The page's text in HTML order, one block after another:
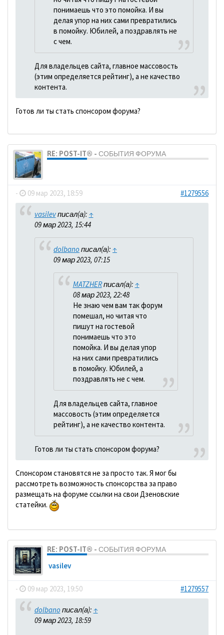
понимаешь что это помойка. И вы
делая упор на них сами превратились
в помойку. Юбилей, а поздравлять не
с чем.
Для владельцев сайта, главное массовость
(этим определяется рейтинг), а не качество
контента.
Готов ли ты стать спонсором форума?
RE: POST-IT® - СОБЫТИЯ ФОРУМА
- 09 мар 2023, 18:59 #1279556
vasilevписал(а): ↑
09 мар 2023, 15:44
dolbano писал(а): ↑
09 мар 2023, 07:15
MATZHERписал(а): ↑
08 мар 2023, 22:48
Не знаю чем вам так форум
помешал, но читая что
пишут на гостевой
понимаешь что это
помойка. И вы делая упор
на них сами превратились
в помойку. Юбилей, а
поздравлять не с чем.
Для владельцев сайта, главное
массовость (этим определяется
рейтинг), а не качество контента.
Готов ли ты стать спонсором форума?
Спонсором становятся не за просто так. Я мог бы
рассмотреть возможность спонсорства за право
размещать на форуме ссылки на свои Дзеновские
статейки.
RE: POST-IT® - СОБЫТИЯ ФОРУМА
vasilev
- 09 мар 2023, 19:50 #1279557
dolbano писал(а): ↑
09 мар 2023, 18:59